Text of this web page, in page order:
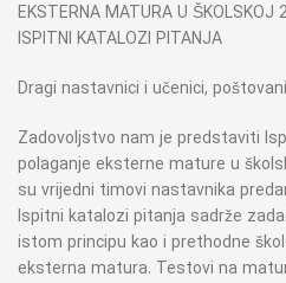
EKSTERNA MATURA U ŠKOLSKOJ
ISPITNI KATALOZI PITANJA
Dragi nastavnici i učenici,
Zadovoljstvo nam je predstaviti
polaganje eksterne mature u
su vrijedni timovi nastavnika
Ispitni katalozi pitanja sadrže
istom principu kao i prethodne
eksterna matura. Testovi na